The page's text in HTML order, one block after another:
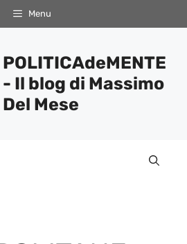
Menu
POLITICAdeMENTE
- Il blog di Massimo
Del Mese